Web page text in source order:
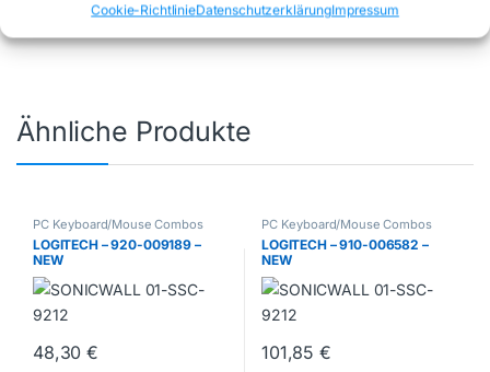
Cookie-RichtlinieDatenschutzerklärungImpressum
Ähnliche Produkte
PC Keyboard/Mouse Combos
LOGITECH – 920-009189 –
NEW
48,30€
PC Keyboard/Mouse Combos
LOGITECH – 910-006582 –
NEW
101,85€